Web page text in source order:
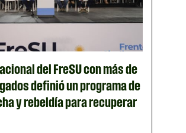
del FreSU con más de
definió un programa de
y rebeldía para recuperar